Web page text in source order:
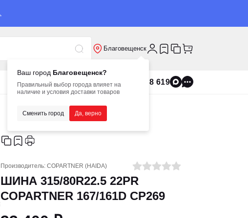
Благовещенск
Ваш город Благовещенск?
Правильный выбор города влияет на
наличие и условия доставки товаров
Сменить город Да, верно
8 800 555 8 619
Производитель:COPARTNER (HAIDA)
ШИНА 315/80R22.5 22PR
COPARTNER 167/161D CP269